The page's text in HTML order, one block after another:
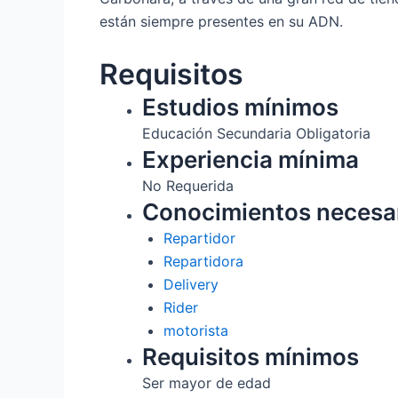
están siempre presentes en su ADN.
Requisitos
Estudios mínimos
Educación Secundaria Obligatoria
Experiencia mínima
No Requerida
Conocimientos
Repartidor
Repartidora
Delivery
Rider
motorista
Requisitos mínimos
Ser mayor de edad